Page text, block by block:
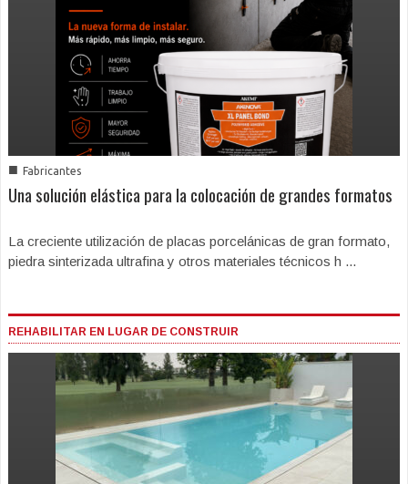
■ Fabricantes
Una solución elástica para la colocación de grandes formatos
La creciente utilización de placas porcelánicas de gran formato,
piedra sinterizada ultrafina y otros materiales técnicos h ...
REHABILITAR EN LUGAR DE CONSTRUIR